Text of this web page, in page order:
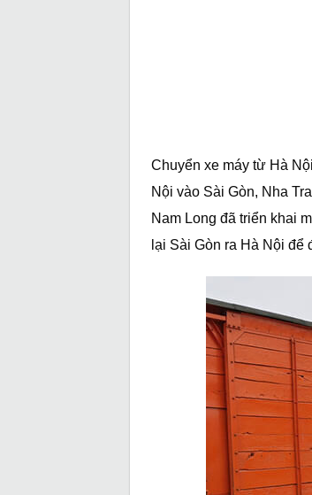
Chuyển xe máy từ Hà
Nội vào Sài Gòn, Nha
Nam Long đã triển khai
lại Sài Gòn ra Hà Nội để